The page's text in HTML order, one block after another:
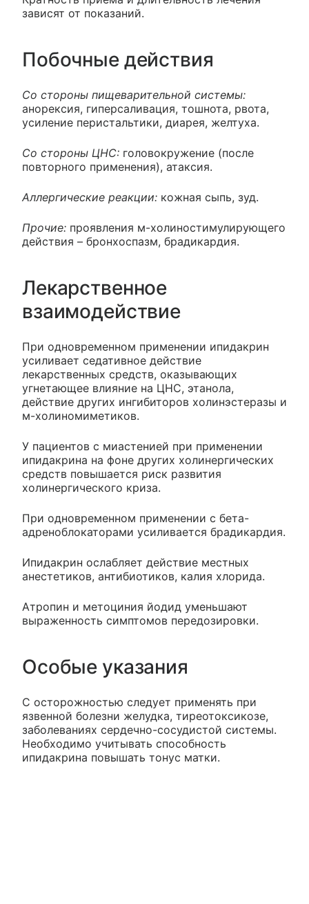
зависят от показаний.
Побочные действия
Со стороны пищеварительной системы:
анорексия, гиперсаливация, тошнота, рвота,
усиление перистальтики, диарея, желтуха.
Со стороны ЦНС: головокружение (после
повторного применения), атаксия.
Аллергические реакции: кожная сыпь, зуд.
Прочие: проявления м-холиностимулирующего
действия – бронхоспазм, брадикардия.
Лекарственное
взаимодействие
При одновременном применении ипидакрин
усиливает седативное действие
лекарственных средств, оказывающих
угнетающее влияние на ЦНС, этанола,
действие других ингибиторов холинэстеразы и
м-холиномиметиков.
У пациентов с миастенией при применении
ипидакрина на фоне других холинергических
средств повышается риск развития
холинергического криза.
При одновременном применении с бета-
адреноблокаторами усиливается брадикардия.
Ипидакрин ослабляет действие местных
анестетиков, антибиотиков, калия хлорида.
Атропин и метоциния йодид уменьшают
выраженность симптомов передозировки.
Особые указания
С осторожностью следует применять при
язвенной болезни желудка, тиреотоксикозе,
заболеваниях сердечно-сосудистой системы.
Необходимо учитывать способность
ипидакрина повышать тонус матки.